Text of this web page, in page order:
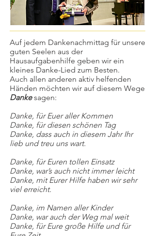
Auf jedem Dankenachmittag für unsere
guten Seelen aus der
Hausaufgabenhilfe geben wir ein
kleines Danke-Lied zum Besten.
Auch allen anderen aktiv helfenden
Händen möchten wir auf diesem Wege
Dankesagen:
Danke, für Euer aller Kommen
Danke, für diesen schönen Tag
Danke, dass auch in diesem Jahr Ihr
lieb und treu uns wart.
Danke, für Euren tollen Einsatz
Danke, war’s auch nicht immer leicht
Danke, mit Eurer Hilfe haben wir sehr
viel erreicht.
Danke, im Namen aller Kinder
Danke, war auch der Weg mal weit
Danke, für Eure große Hilfe und für